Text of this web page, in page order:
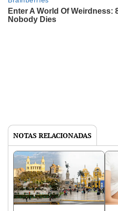
NOTAS RELACIONADAS